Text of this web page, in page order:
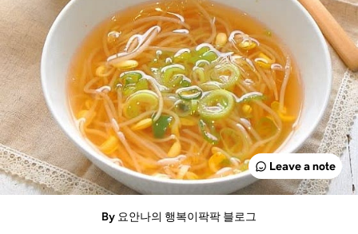
Leave a note
By 요안나의 행복이팍팍 블로그